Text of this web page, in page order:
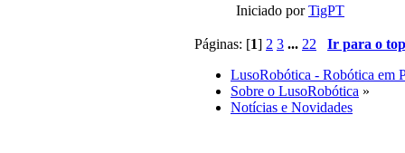
Iniciado porTigPT
Páginas: [1] 2 3 ... 22
Ir para o
LusoRobótica - Robótica em
Sobre o LusoRobótica »
Notícias e Novidades